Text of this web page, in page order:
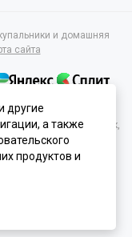
и домашняя
сайта
характеристик,
характер и ни при
определяемой
кодекса РФ.
другие
а также
продуктов и